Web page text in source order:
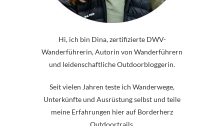
Hi, ich bin Dina, zertifizierte DWV-
Wanderführerin, Autorin von Wanderführern
und leidenschaftliche Outdoorbloggerin.
Seit vielen Jahren teste ich Wanderwege,
Unterkünfte und Ausrüstung selbst und teile
meine Erfahrungen hier auf Borderherz
Outdoortrails.